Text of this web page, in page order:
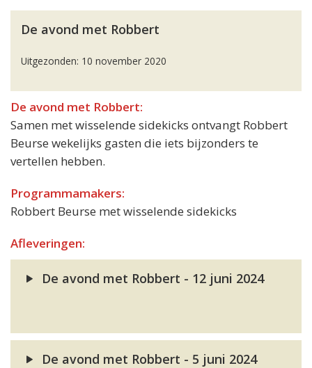
De avond met Robbert
Uitgezonden: 10 november 2020
De avond met Robbert:
Samen met wisselende sidekicks ontvangt Robbert
Beurse wekelijks gasten die iets bijzonders te
vertellen hebben.
Programmamakers:
Robbert Beurse met wisselende sidekicks
Afleveringen:
De avond met Robbert - 12 juni 2024
De avond met Robbert - 5 juni 2024